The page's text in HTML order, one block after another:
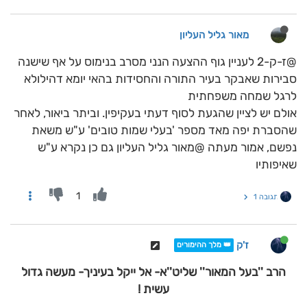
מאור גליל העליון
@ז-ק-2 לעניין גוף ההצעה הנני מסרב בנימוס על אף שישנה
סבירות שאבקר בעיר התורה והחסידות בהאי יומא דהילולא
לרגל שמחה משפחתית
אולם יש לציין שהגעת לסוף דעתי בעקיפין. וביתר ביאור, לאחר
שהסברת יפה מאד מספר 'בעלי שמות טובים' ע"ש משאת
נפשם, אמור מעתה @מאור גליל העליון גם כן נקרא ע"ש
שאיפותיו
תגובה 1 1
ז'ק 👑 מלך ההימורים
הרב ''בעל המאור'' שליט''א- אל ייקל בעיניך- מעשה גדול
עשית !